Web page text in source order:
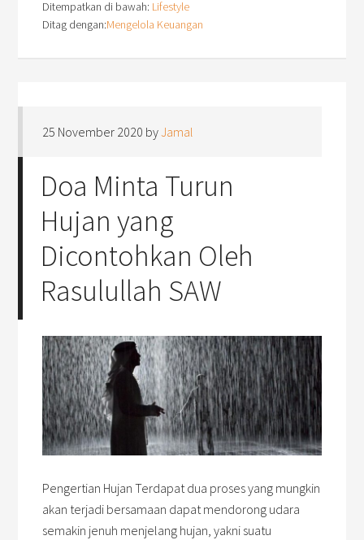
Ditempatkan di bawah: Lifestyle
Ditag dengan:Mengelola Keuangan
25 November 2020 byJamal
Doa Minta Turun
Hujan yang
Dicontohkan Oleh
Rasulullah SAW
Pengertian Hujan Terdapat dua proses yang mungkin
akan terjadi bersamaan dapat mendorong udara
semakin jenuh menjelang hujan, yakni suatu